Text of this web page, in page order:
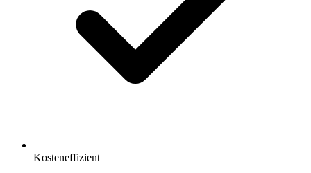
Kosteneffizient